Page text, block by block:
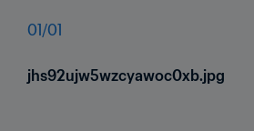
01 /01
jhs92ujw5wzcyawoc0xb.jpg